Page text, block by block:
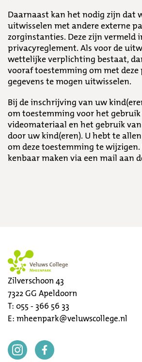
Daarnaast kan het nodig zijn dat
uitwisselen met andere externe
zorginstanties. Deze zijn vermeld
privacyreglement. Als voor de
wettelijke verplichting bestaat,
vooraf toestemming om met
gegevens te mogen uitwisselen.
Bij de inschrijving van uw
om toestemming voor het
videomateriaal en het gebruik
door uw kind(eren). U hebt te
om deze toestemming te
kenbaar maken via een mail aan
Zilverschoon 43
7322 GG Apeldoorn
T: 055 - 366 56 33
E: mheenpark@veluwscollege.nl